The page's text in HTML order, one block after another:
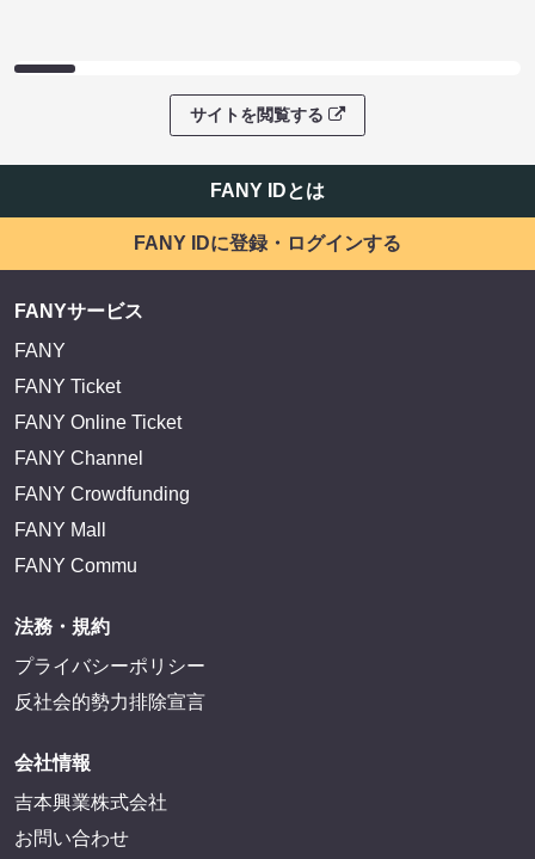
サイトを閲覧する
FANY IDとは
FANY IDに登録・ログインする
FANYサービス
FANY
FANY Ticket
FANY Online Ticket
FANY Channel
FANY Crowdfunding
FANY Mall
FANY Commu
法務・規約
プライバシーポリシー
反社会的勢力排除宣言
会社情報
吉本興業株式会社
お問い合わせ